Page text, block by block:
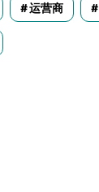
运营商